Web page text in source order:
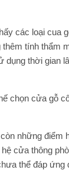
các loại cua
tính thẩm
dụng thời gian
chọn cửa gỗ
những điểm
cửa thông
thể đáp ứng